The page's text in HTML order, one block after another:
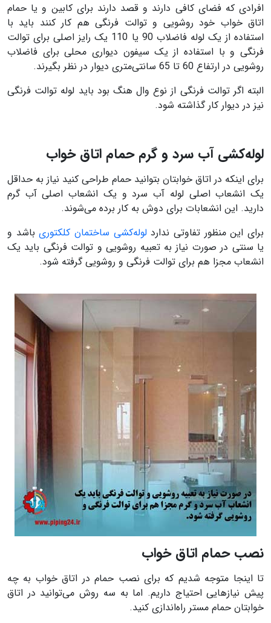
افرادی که فضای کافی دارند و قصد دارند برای کابین و یا حمام
اتاق خواب خود روشویی و توالت فرنگی هم کار کنند باید با
استفاده از یک لوله فاضلاب 90 یا 110 یک رایز اصلی برای توالت
فرنگی و با استفاده از یک سیفون دیواری محلی برای فاضلاب
روشویی در ارتفاع 60 تا 65 سانتی‌متری دیوار در نظر بگیرند.
البته اگر توالت فرنگی از نوع وال هنگ بود باید لوله توالت فرنگی
نیز در دیوار کار گذاشته شود.
لوله‌کشی آب سرد و گرم حمام اتاق خواب
برای اینکه در اتاق خوابتان بتوانید حمام طراحی کنید نیاز به حداقل
یک انشعاب اصلی لوله آب سرد و یک انشعاب اصلی آب گرم
دارید. این انشعابات برای دوش به کار برده می‌شوند.
برای این منظور تفاوتی ندارد لوله‌کشی ساختمان کلکتوریباشد و
یا سنتی در صورت نیاز به تعبیه روشویی و توالت فرنگی باید یک
انشعاب مجزا هم برای توالت فرنگی و روشویی گرفته شود.
نصب حمام اتاق خواب
تا اینجا متوجه شدیم که برای نصب حمام در اتاق خواب به چه
پیش نیازهایی احتیاج داریم. اما به سه روش می‌توانید در اتاق
خوابتان حمام مستر راه‌اندازی کنید.